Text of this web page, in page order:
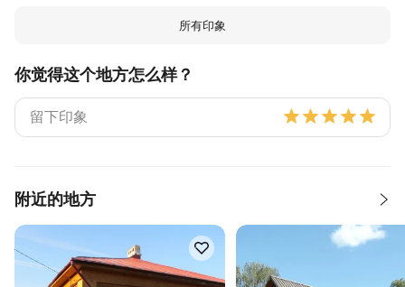
所有印象
你觉得这个地方怎么样？
附近的地方